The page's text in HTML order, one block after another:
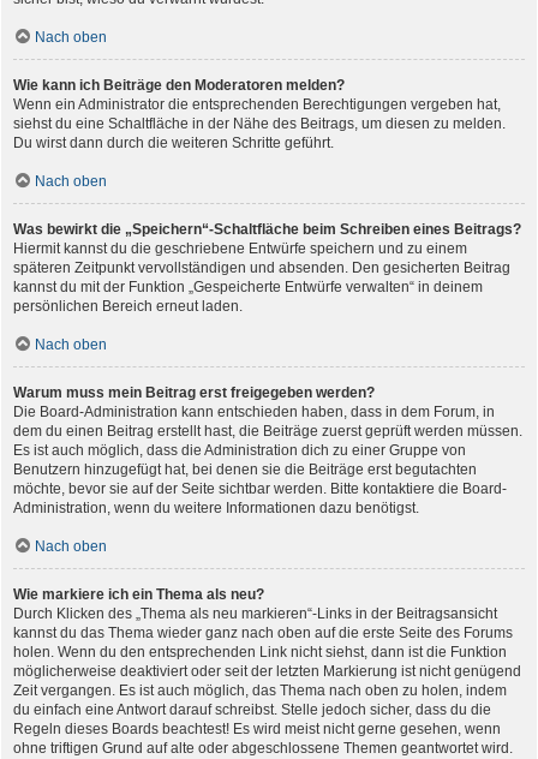
Nach oben
Wie kann ich Beiträge den Moderatoren melden?
Wenn ein Administrator die entsprechenden Berechtigungen vergeben hat,
siehst du eine Schaltfläche in der Nähe des Beitrags, um diesen zu melden.
Du wirst dann durch die weiteren Schritte geführt.
Nach oben
Was bewirkt die „Speichern“-Schaltfläche beim Schreiben eines Beitrags?
Hiermit kannst du die geschriebene Entwürfe speichern und zu einem
späteren Zeitpunkt vervollständigen und absenden. Den gesicherten Beitrag
kannst du mit der Funktion „Gespeicherte Entwürfe verwalten“ in deinem
persönlichen Bereich erneut laden.
Nach oben
Warum muss mein Beitrag erst freigegeben werden?
Die Board-Administration kann entschieden haben, dass in dem Forum, in
dem du einen Beitrag erstellt hast, die Beiträge zuerst geprüft werden müssen.
Es ist auch möglich, dass die Administration dich zu einer Gruppe von
Benutzern hinzugefügt hat, bei denen sie die Beiträge erst begutachten
möchte, bevor sie auf der Seite sichtbar werden. Bitte kontaktiere die Board-
Administration, wenn du weitere Informationen dazu benötigst.
Nach oben
Wie markiere ich ein Thema als neu?
Durch Klicken des „Thema als neu markieren“-Links in der Beitragsansicht
kannst du das Thema wieder ganz nach oben auf die erste Seite des Forums
holen. Wenn du den entsprechenden Link nicht siehst, dann ist die Funktion
möglicherweise deaktiviert oder seit der letzten Markierung ist nicht genügend
Zeit vergangen. Es ist auch möglich, das Thema nach oben zu holen, indem
du einfach eine Antwort darauf schreibst. Stelle jedoch sicher, dass du die
Regeln dieses Boards beachtest! Es wird meist nicht gerne gesehen, wenn
ohne triftigen Grund auf alte oder abgeschlossene Themen geantwortet wird.